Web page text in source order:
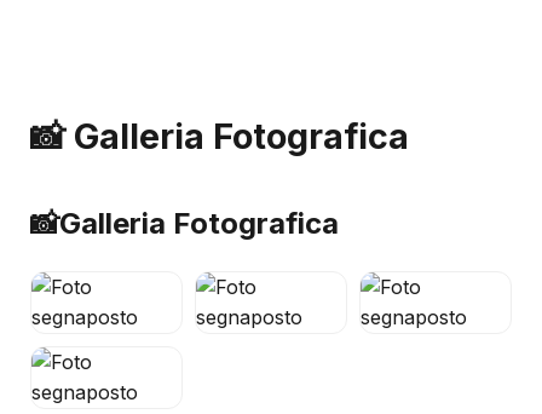
📸 Galleria Fotografica
📸Galleria Fotografica